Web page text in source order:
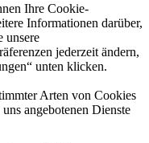
Ihre Cookie-
Informationen darüber,
unsere
jederzeit ändern,
unten klicken.
Arten von Cookies
angebotenen Dienste